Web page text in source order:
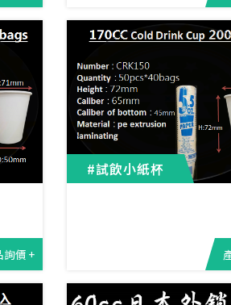
詢價 +
#試飲小紙杯